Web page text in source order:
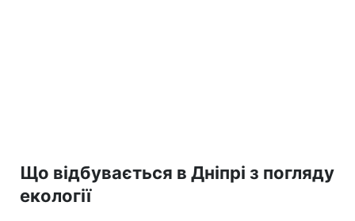
Що відбувається в Дніпрі з погляду
екології